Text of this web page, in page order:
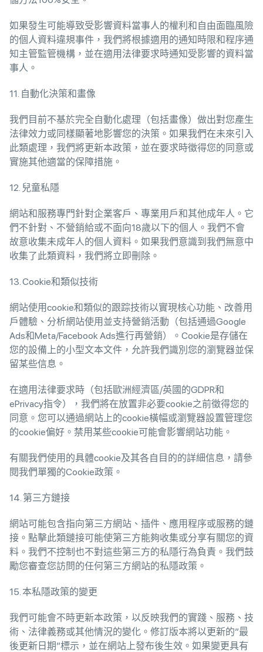
如果發生可能導致受影響資料當事人的權利和自由面臨風險
的個人資料違規事件，我們將根據適用的通知時限和程序通
知主管監管機構，並在適用法律要求時通知受影響的資料當
事人。
11. 自動化決策和畫像
我們目前不基於完全自動化處理（包括畫像）做出對您產生
法律效力或同樣顯著地影響您的決策。如果我們在未來引入
此類處理，我們將更新本政策，並在要求時徵得您的同意或
實施其他適當的保障措施。
12. 兒童私隱
網站和服務專門針對企業客戶、專業用戶和其他成年人。它
們不針對、不營銷給或不面向18歲以下的個人。我們不會
故意收集未成年人的個人資料。如果我們意識到我們無意中
收集了此類資料，我們將立即刪除。
13. Cookie和類似技術
網站使用cookie和類似的跟踪技術以實現核心功能、改善用
戶體驗、分析網站使用並支持營銷活動（包括通過Google
Ads和Meta/Facebook Ads進行再營銷）。Cookie是存儲在
您的設備上的小型文本文件，允許我們識別您的瀏覽器並保
留某些信息。
在適用法律要求時（包括歐洲經濟區/英國的GDPR和
ePrivacy指令），我們將在放置非必要cookie之前徵得您的
同意。您可以通過網站上的cookie橫幅或瀏覽器設置管理您
的cookie偏好。禁用某些cookie可能會影響網站功能。
有關我們使用的具體cookie及其各自目的的詳細信息，請參
閱我們單獨的Cookie政策。
14. 第三方鏈接
網站可能包含指向第三方網站、插件、應用程序或服務的鏈
接。點擊此類鏈接可能使第三方能夠收集或分享有關您的資
料。我們不控制也不對這些第三方的私隱行為負責。我們鼓
勵您審查您訪問的任何第三方網站的私隱政策。
15. 本私隱政策的變更
我們可能會不時更新本政策，以反映我們的實踐、服務、技
術、法律義務或其他情況的變化。修訂版本將以更新的”最
後更新日期”標示，並在網站上發布後生效。如果變更具有